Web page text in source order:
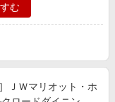
む
ＪＷマリオット・ホ